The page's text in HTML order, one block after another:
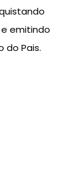
emitindo
Pais.